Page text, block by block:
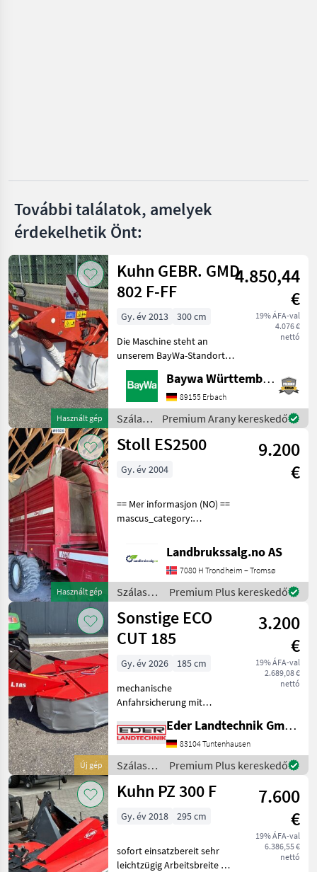
További találatok, amelyek
érdekelhetik Önt:
Használt gép
Kuhn GEBR. GMD
802 F-FF
4.850,44
€
19% ÁFA-val
4.076 €
nettó
Gy. év 2013
300 cm
Die Maschine steht an
unserem BayWa-Standort
in DE-88214
Ravensburg.Gerne steht
Ihnen Herr Schmid unter
Tel.: 0151 1610 3978 für Ihre
Anfrage zur
Verfügung!Kuhn GMD
Baywa Württemberg
89155 Erbach
Szálastakarmány
betakarítók
/ Kuhn
Premium Arany kereskedő
Használt gép
Stoll ES2500
9.200
€
Gy. év 2004
== Mer informasjon (NO) ==
mascus_category:
provide reference number
upon request: 9506 See
en.landbrukssalg.no/9506
for more images Specif
Landbrukssalg.no AS
7080 H Trondheim – Tromsø
Szálastakarmány
betakarítók
/ Stoll
Premium Plus kereskedő
Új gép
Sonstige ECO
CUT 185
3.200
€
19% ÁFA-val
2.689,08 €
nettó
Gy. év 2026
185 cm
mechanische
Anfahrsicherung mit
Schnitthöhenverstellung
mithilfe von Distanzringen
auf den Mähteller Schlüssel
für Messerschnellwechsel
Arbe
Eder Landtechnik GmbH
83104 Tuntenhausen
Szálastakarmány
betakarítók
/
Premium Plus kereskedő
Kuhn PZ 300 F
7.600
€
19% ÁFA-val
6.386,55 €
nettó
Gy. év 2018 295 cm
sofort einsatzbereit sehr
leichtzügig Arbeitsbreite 2,